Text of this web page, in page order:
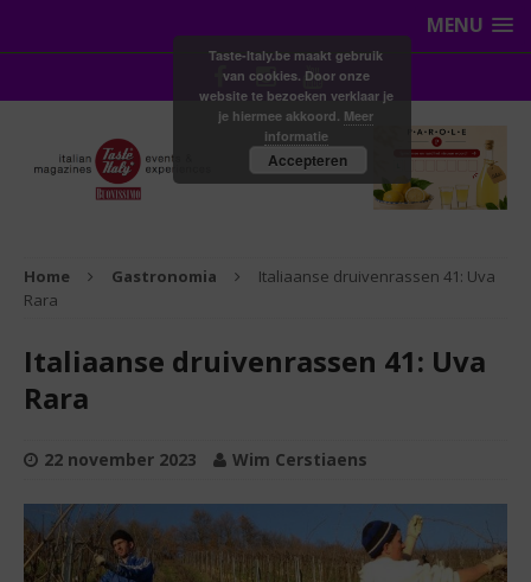
MENU
Home Gastronomia
Italiaanse druivenrassen 41: Uva
Rara
Italiaanse druivenrassen 41: Uva
Rara
22 november 2023 Wim Cerstiaens
Taste-Italy.be maakt gebruik
van cookies. Door onze
website te bezoeken verklaar je
je hiermee akkoord. Meer
informatie
Accepteren